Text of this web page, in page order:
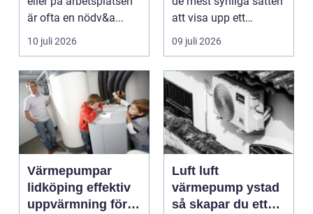
är ofta en nödv&a...
10 juli 2026
att visa upp ett
varum...
09 juli 2026
Värmepumpar
lidköping effektiv
uppvärmning för
Luft luft
värmepump ystad
så skapar du ett